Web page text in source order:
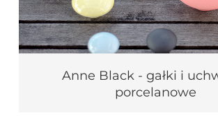
Anne Black - gałki i
porcelanowe